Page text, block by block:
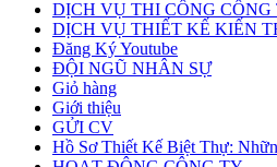
DỊCH VỤ THI CÔNG CÔNG
DỊCH VỤ THIẾT KẾ KIẾN
Đăng Ký Youtube
ĐỘI NGŨ NHÂN SỰ
Giỏ hàng
Giới thiệu
GỬI CV
Hồ Sơ Thiết Kế Biệt Thự: